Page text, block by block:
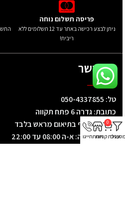
פריסה תשלום נוחה
ניתן לבצע רכישה באתר עד 12 תשלומים ללא
ריבית!
צרו קשר
טל: 050-4337855
כתובת: גדרה 6 פתח תקווה
נקודת איסוף בתיאום מראש בלבד
שעות פתיחה: א-ה 08:00 עד 22:00מסננים
0
עגלת קניות
חנותחייגו